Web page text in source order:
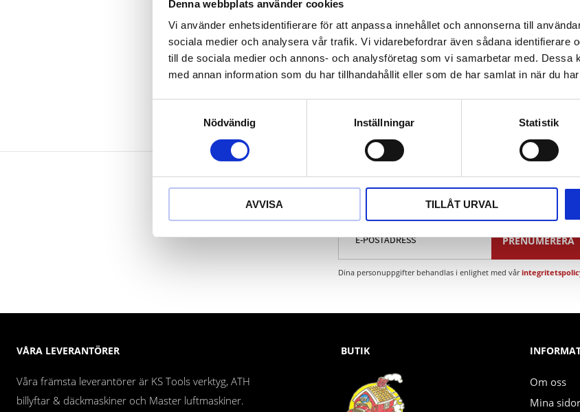
Denna webbplats använder cookies
Vi använder enhetsidentifierare för att anpassa innehållet och annonserna till
sociala medier och analysera vår trafik. Vi vidarebefordrar även sådana identifierare
till de sociala medier och annons- och analysföretag som vi samarbetar med. Dessa
med annan information som du har tillhandahållit eller som de har samlat in när du
Nödvändig
Inställningar Statistik
AVVISA TILLÅT URVAL
extremt mekanisk och termisk belastningsförmåga
Rostfri och syrefast
Extra lång livslängd
Titanium
Nyhetsbrev
PRENUMERERA
Dina personuppgifter behandlas i enlighet med vår
VÅRA LEVERANTÖRER
Våra främsta leverantörer är KS Tools verktyg, ATH
billyftar & däckmaskiner och Master luftmaskiner.
BUTIK
Om oss
Mina sidor